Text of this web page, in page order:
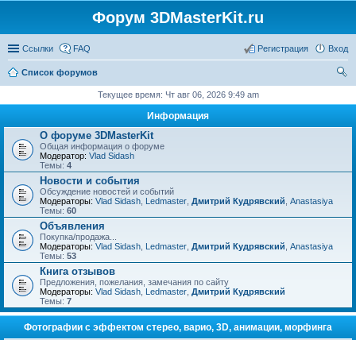
Форум 3DMasterKit.ru
Ссылки FAQ Вход
Регистрация
Список форумов
Текущее время: Чт авг 06, 2026 9:49 am
Информация
О форуме 3DMasterKit
Общая информация о форуме
Модератор: Vlad Sidash
Темы: 4
Новости и события
Обсуждение новостей и событий
Модераторы: Vlad Sidash Ledmaster Дмитрий Кудрявский Anastasiya
Темы: 60
Объявления
Покупка/продажа...
Модераторы: Vlad Sidash Ledmaster Дмитрий Кудрявский Anastasiya
Темы: 53
Книга отзывов
Предложения, пожелания, замечания по сайту
Модераторы: Vlad Sidash Ledmaster Дмитрий Кудрявский
Темы: 7
Фотографии с эффектом стерео, варио, 3D, анимации, морфинга